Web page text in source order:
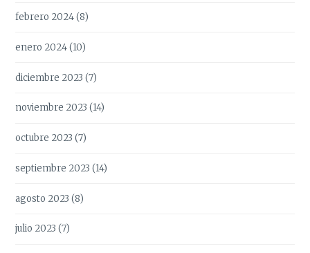
febrero 2024(8)
enero 2024(10)
diciembre 2023 (7)
noviembre 2023 (14)
octubre 2023 (7)
septiembre 2023 (14)
agosto 2023 (8)
julio 2023 (7)